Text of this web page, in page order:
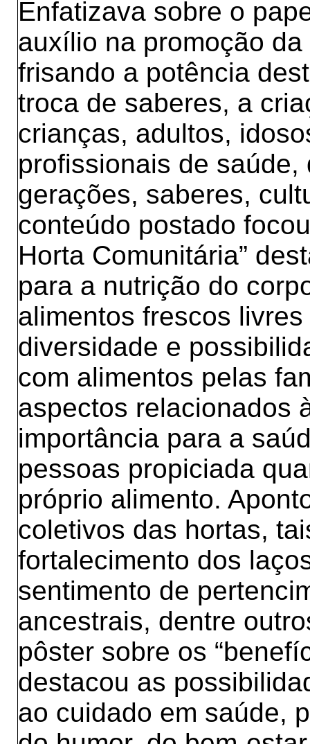
Enfatizava sobre o
auxílio na promoção
frisando a potência
troca de saberes, a
crianças, adultos,
profissionais de
gerações, saberes,
conteúdo postado
Horta Comunitária”
para a nutrição do
alimentos frescos
diversidade e
com alimentos pelas
aspectos relacionados
importância para a
pessoas propiciada
próprio alimento.
coletivos das hortas,
fortalecimento dos
sentimento de
ancestrais, dentre
pôster sobre os
destacou as
ao cuidado em saúde,